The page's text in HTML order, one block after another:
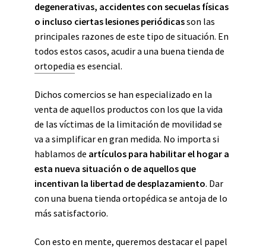
degenerativas, accidentes con secuelas físicas
o incluso ciertas lesiones periódicasson las
principales razones de este tipo de situación. En
todos estos casos, acudir a una buena tienda de
ortopedia es esencial.
Dichos comercios se han especializado en la
venta de aquellos productos con los que la vida
de las víctimas de la limitación de movilidad se
va a simplificar en gran medida. No importa si
hablamos de artículos para habilitar el hogar a
esta nueva situación o de aquellos que
incentivan la libertad de desplazamiento. Dar
con una buena tienda ortopédica se antoja de lo
más satisfactorio.
Con esto en mente, queremos destacar el papel